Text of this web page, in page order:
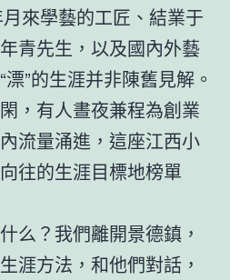
來學藝的工匠、結業于
青先生，以及國內外藝
”的生涯并非陳舊見解。
，有人晝夜兼程為創業
流量涌進，這座江西小
往的生涯目標地榜單
么？我們離開景德鎮，
涯方法，和他們對話，